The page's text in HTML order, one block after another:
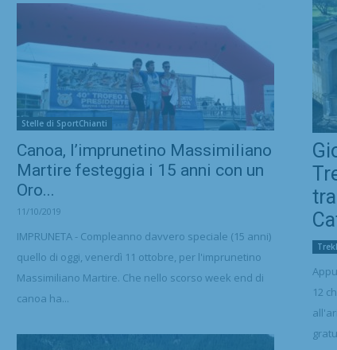
Stelle di SportChianti
Canoa, l’imprunetino Massimiliano
Martire festeggia i 15 anni con un
Oro...
11/10/2019
IMPRUNETA - Compleanno davvero speciale (15 anni)
quello di oggi, venerdì 11 ottobre, per l'imprunetino
Massimiliano Martire. Che nello scorso week end di
canoa ha...
12